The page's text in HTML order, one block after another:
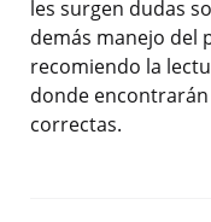
les surgen dudas
demás manejo del
recomiendo la
donde
correctas.